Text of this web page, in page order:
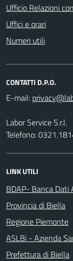
Ufficio Relazioni
Uffici e orari
Numeri utili
CONTATTI D.P.O.
E-mail:
Labor Service S.r.l.
Telefono:
LINK UTILI
BDAP- Banca Dati
Provincia di Biella
Regione Piemonte
ASLBi - Azienda
Prefettura di Biella